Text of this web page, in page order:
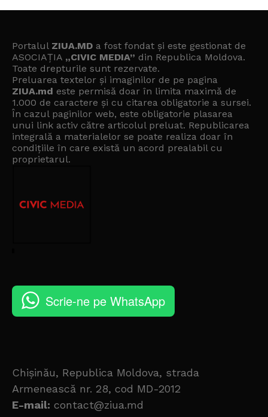
Portalul ZIUA.MD a fost fondat și este gestionat de
ASOCIAȚIA „CIVIC MEDIA” din Republica Moldova.
Toate drepturile sunt rezervate.
Preluarea textelor și imaginilor de pe pagina
ZIUA.md este permisă doar în limita maximă de
1.000 de caractere și cu citarea obligatorie a sursei.
În cazul paginilor web, este obligatorie plasarea
unui link activ către articolul preluat. Republicarea
integrală a materialelor se poate realiza doar în
condițiile în care există un acord prealabil cu
proprietarul.
Scrie-ne pe WhatsApp
Chișinău, Republica Moldova, strada
Armenească nr. 28, cod MD-2012
E-mail: contact@ziua.md